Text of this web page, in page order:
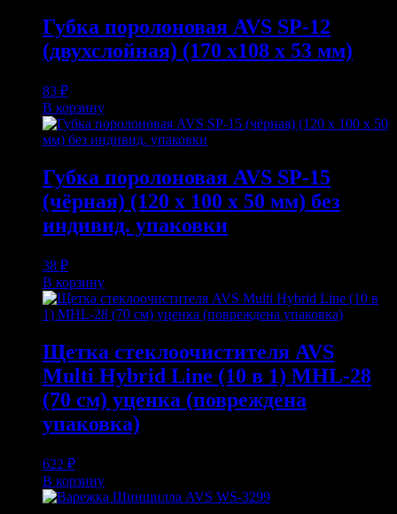
Губка поролоновая AVS SP-12
(двухслойная) (170 x108 x 53 мм)
83 ₽
В корзину
Губка поролоновая AVS SP-15
(чёрная) (120 x 100 x 50 мм) без
индивид. упаковки
38 ₽
В корзину
Щетка стеклоочистителя AVS
Multi Hybrid Line (10 в 1) MHL-28
(70 см) уценка (повреждена
упаковка)
622 ₽
В корзину